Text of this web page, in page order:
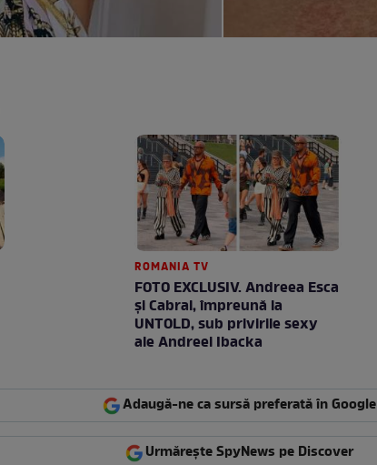
ROMANIA TV
FOTO EXCLUSIV. Andreea Esca
şi Cabral, împreună la
UNTOLD, sub privirile sexy
ale Andreei Ibacka
Adaugă-ne ca sursă preferată în Google
Urmărește SpyNews pe Discover